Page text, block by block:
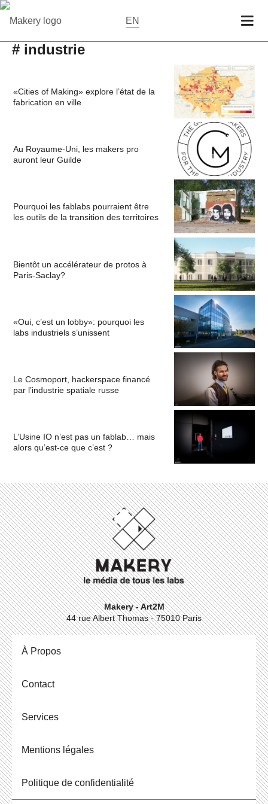
EN
# industrie
«Cities of Making» explore l’état de la
fabrication en ville
Au Royaume-Uni, les makers pro
auront leur Guilde
Pourquoi les fablabs pourraient être
les outils de la transition des territoires
Bientôt un accélérateur de protos à
Paris-Saclay?
«Oui, c’est un lobby»: pourquoi les
labs industriels s’unissent
Le Cosmoport, hackerspace financé
par l’industrie spatiale russe
L’Usine IO n’est pas un fablab… mais
alors qu’est-ce que c’est ?
Makery - Art2M
44 rue Albert Thomas - 75010 Paris
À Propos
Contact
Ser­vices
Men­tions légales
Po­li­tique de confidentialité